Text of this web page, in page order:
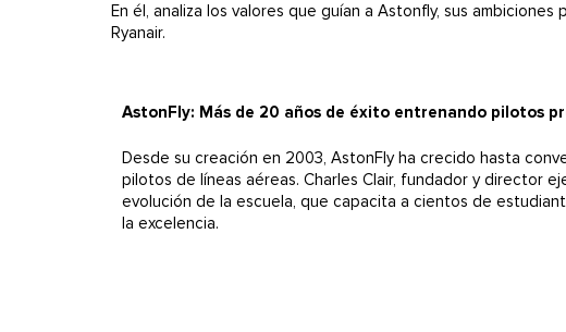
En él, analiza los valores que guían a Astonfly, sus
Ryanair.
AstonFly: Más de 20 años de éxito entrenando pilotos
Desde su creación en 2003, AstonFly ha crecido hasta
pilotos de líneas aéreas. Charles Clair, fundador y director
evolución de la escuela, que capacita a cientos de
la excelencia.